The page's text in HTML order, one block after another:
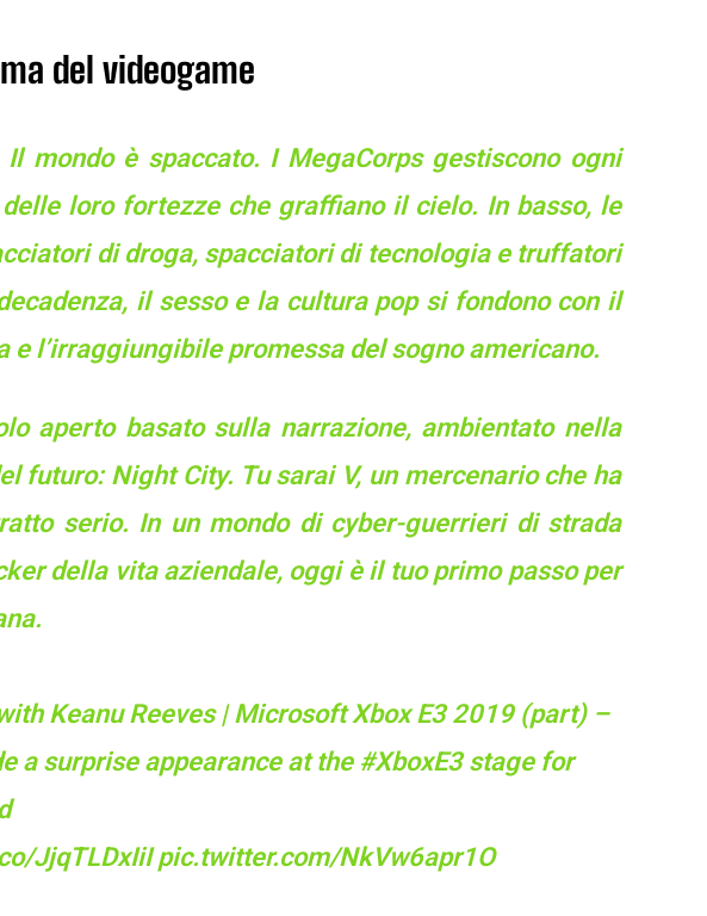
del videogame
mondo è spaccato. I MegaCorps gestiscono ogni
loro fortezze che graffiano il cielo. In basso, le
di droga, spacciatori di tecnologia e truffatori
il sesso e la cultura pop si fondono con il
l’irraggiungibile promessa del sogno americano.
aperto basato sulla narrazione, ambientato nella
futuro: Night City. Tu sarai V, un mercenario che ha
serio. In un mondo di cyber-guerrieri di strada
della vita aziendale, oggi è il tuo primo passo per
Keanu Reeves | Microsoft Xbox E3 2019 (part) –
a surprise appearance at the #XboxE3stage for
JjqTLDxIiI pic.twitter.com/NkVw6apr1O